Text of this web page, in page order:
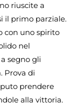
riuscite a
il primo parziale.
con uno spirito
nel
segno gli
Prova di
prendere
alla vittoria.